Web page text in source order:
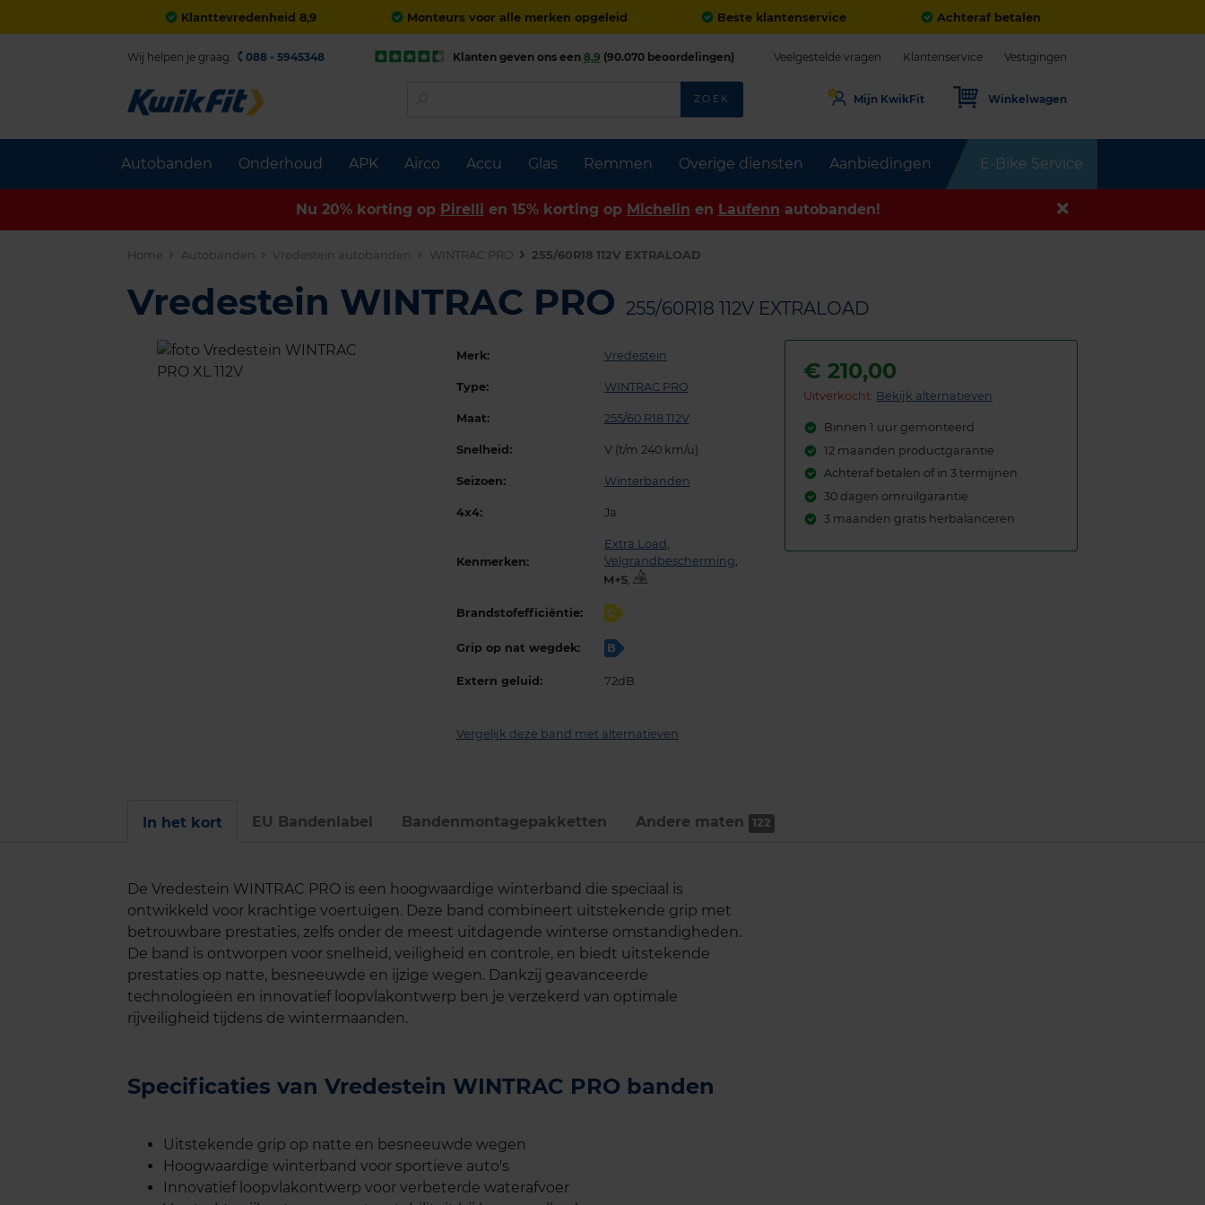
Klanttevredenheid 8,9 Monteurs voor alle merken opgeleid Beste klantenservice Achteraf betalen
Autobanden Onderhoud APK Airco Accu Glas Remmen Overige diensten Aanbiedingen E-Bike Service
Wij helpen je graag. 088 - 5945348 Klanten geven ons een 8,9 (90.070 beoordelingen) Veelgestelde vragen Klantenservice Vestigingen
ZOEK Mijn KwikFit Winkelwagen
Nu 20% korting op Pirelli en 15% korting op Michelin en Laufenn autobanden!
Home Autobanden Vredestein autobanden WINTRAC PRO 255/60R18 112V EXTRALOAD
Vredestein WINTRAC PRO 255/60R18 112V EXTRALOAD
Merk: Vredestein
Type: WINTRAC PRO
Maat: 255/60 R18 112V
Snelheid: V (t/m 240 km/u)
Seizoen: Winterbanden
4x4: Ja
Kenmerken:
Extra Load ,
Velgrandbescherming,
,
Brandstofefficiëntie: C
Grip op nat wegdek: B
Extern geluid: 72dB
Vergelijk deze band met alternatieven
€210,00
Uitverkocht: Bekijk alternatieven
Binnen 1 uur gemonteerd
12 maanden productgarantie
Achteraf betalen of in 3 termijnen
30 dagen omruilgarantie
3 maanden gratis herbalanceren
In het kort EU Bandenlabel Bandenmontage­pakketten Andere maten 122
De Vredestein WINTRAC PRO is een hoogwaardige winterband die speciaal is
ontwikkeld voor krachtige voertuigen. Deze band combineert uitstekende grip met
betrouwbare prestaties, zelfs onder de meest uitdagende winterse omstandigheden.
De band is ontworpen voor snelheid, veiligheid en controle, en biedt uitstekende
prestaties op natte, besneeuwde en ijzige wegen. Dankzij geavanceerde
technologieën en innovatief loopvlakontwerp ben je verzekerd van optimale
rijveiligheid tijdens de wintermaanden.
Specificaties van Vredestein WINTRAC PRO banden
Uitstekende grip op natte en besneeuwde wegen
Hoogwaardige winterband voor sportieve auto's
Innovatief loopvlakontwerp voor verbeterde waterafvoer